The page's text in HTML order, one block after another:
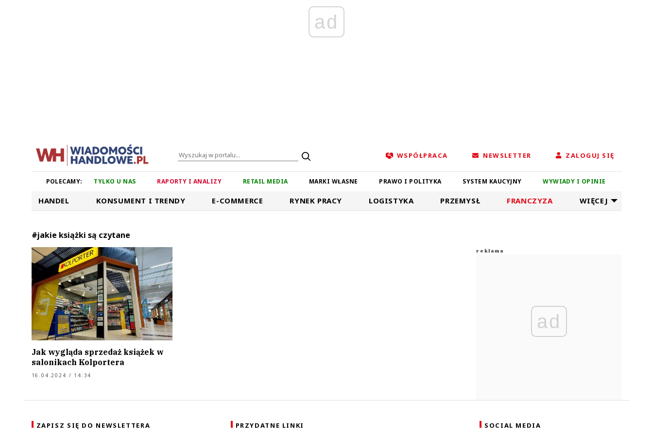
ad
WSPÓŁPRACA NEWSLETTER ZALOGUJ SIĘ
POLECAMY: TYLKO U NAS RAPORTY I ANALIZY RETAIL MEDIA MARKI WŁASNE PRAWO I POLITYKA SYSTEM KAUCYJNY WYWIADY I OPINIE
HANDEL KONSUMENT I TRENDY E-COMMERCE RYNEK PRACY LOGISTYKA PRZEMYSŁ FRANCZYZA WIĘCEJ
#jakie książki są czytane
Jak wygląda sprzedaż książek w
salonikach Kolportera
16.04.2024 / 14:34
ad
ZAPISZ SIĘ DO NEWSLETTERA PRZYDATNE LINKI SOCIAL MEDIA